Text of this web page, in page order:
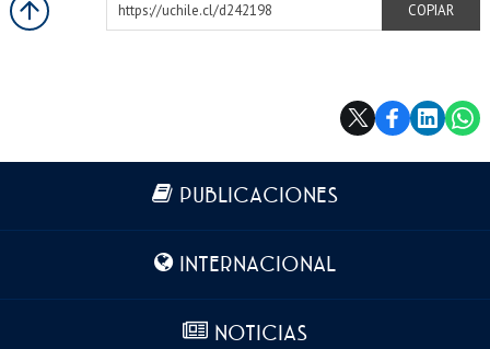
https://uchile.cl/d242198
COPIAR
Más información
PUBLICACIONES
INTERNACIONAL
NOTICIAS